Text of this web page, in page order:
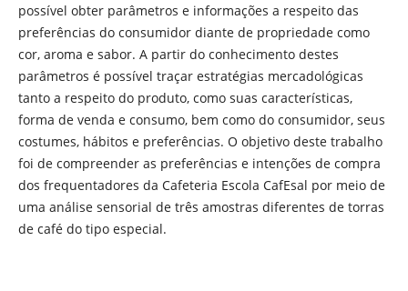
possível obter parâmetros e informações a respeito das
preferências do consumidor diante de propriedade como
cor, aroma e sabor. A partir do conhecimento destes
parâmetros é possível traçar estratégias mercadológicas
tanto a respeito do produto, como suas características,
forma de venda e consumo, bem como do consumidor, seus
costumes, hábitos e preferências. O objetivo deste trabalho
foi de compreender as preferências e intenções de compra
dos frequentadores da Cafeteria Escola CafEsal por meio de
uma análise sensorial de três amostras diferentes de torras
de café do tipo especial.